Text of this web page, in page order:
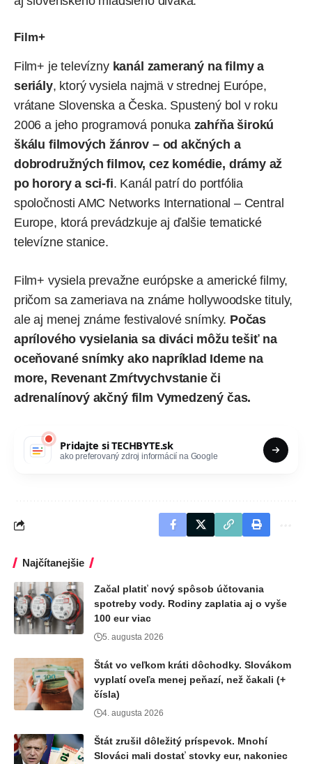
Film+
Film+ je televízny kanál zameraný na filmy a
seriály, ktorý vysiela najmä v strednej Európe,
vrátane Slovenska a Česka. Spustený bol v roku
2006 a jeho programová ponuka zahŕňa širokú
škálu filmových žánrov – od akčných a
dobrodružných filmov, cez komédie, drámy až
po horory a sci-fi. Kanál patrí do portfólia
spoločnosti AMC Networks International – Central
Europe, ktorá prevádzkuje aj ďalšie tematické
televízne stanice.
Film+ vysiela prevažne európske a americké filmy,
pričom sa zameriava na známe hollywoodske tituly,
ale aj menej známe festivalové snímky. Počas
aprílového vysielania sa diváci môžu tešiť na
oceňované snímky ako napríklad Ideme na
more, Revenant Zmŕtvychvstanie či
adrenalínový akčný film Vymedzený čas.
Pridajte siTECHBYTE.sk
ako preferovaný zdroj informácií na Google
Najčítanejšie
Začal platiť nový spôsob účtovania
spotreby vody. Rodiny zaplatia aj o vyše
100 eur viac
5. augusta 2026
Štát vo veľkom kráti dôchodky. Slovákom
vyplatí oveľa menej peňazí, než čakali (+
čísla)
4. augusta 2026
Štát zrušil dôležitý príspevok. Mnohí
Slováci mali dostať stovky eur, nakoniec